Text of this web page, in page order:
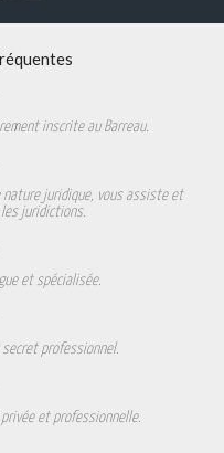
inscrite au Barreau.
juridique, vous assiste et
juridictions.
et spécialisée.
professionnel.
et professionnelle.